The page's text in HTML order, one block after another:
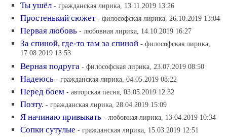
Ты ушёл - гражданская лирика, 13.11.2019 13:26
Простенький сюжет - философская лирика, 26.10.2019 13:04
Первая любовь - любовная лирика, 14.10.2019 16:27
За спиной, где-то там за спиной - философская лирика,
17.08.2019 13:53
Верная подруга - философская лирика, 23.07.2019 08:50
Надеюсь - гражданская лирика, 04.05.2019 08:22
Перед боем - авторская песня, 03.05.2019 12:32
Поэту. - гражданская лирика, 28.04.2019 15:09
Я начинаю привыкать - любовная лирика, 13.04.2019 10:34
Сопки сутулые - гражданская лирика, 15.03.2019 12:51